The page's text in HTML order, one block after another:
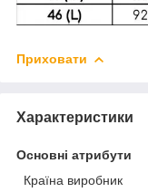
Приховати
Характеристики
Основні атрибути
Країна виробник